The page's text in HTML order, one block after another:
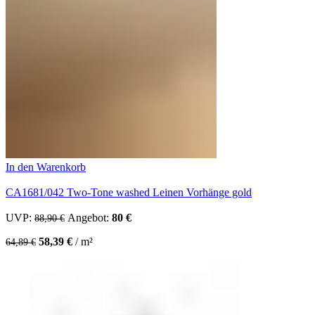
In den Warenkorb
CA1681/042 Two-Tone washed Leinen Vorhänge gold
UVP: 88,90€ Ursprünglicher Preis war: 88,90 €
Angebot: 80 €
64,89€ 58,39 € /m²